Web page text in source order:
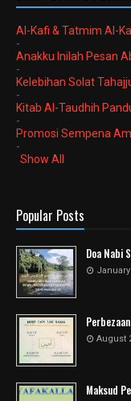
Al-Kafi & Tatmim Al-
-
Anakku Inilah Pesan
-
Kelebihan Solat
-
Kitab Al-Taudhih
-
Promosi Sempena
-
Show All
Popular Posts
Doa Nabi
August
Maksud